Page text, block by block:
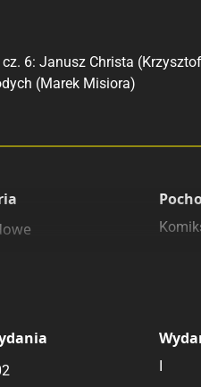
6: Janusz Christa
(Marek Misiora)
I